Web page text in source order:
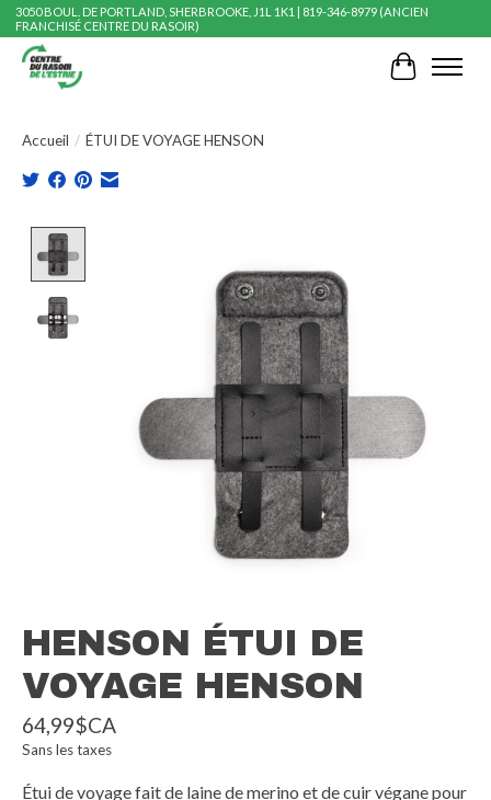
3050 BOUL. DE PORTLAND, SHERBROOKE, J1L 1K1 | 819-346-8979 (ANCIEN
FRANCHISÉ CENTRE DU RASOIR)
Panier
Accueil / ÉTUI DE VOYAGE HENSON
HENSON ÉTUI DE
VOYAGE HENSON
64,99$CA
Sans les taxes
Étui de voyage fait de laine de merino et de cuir végane pour